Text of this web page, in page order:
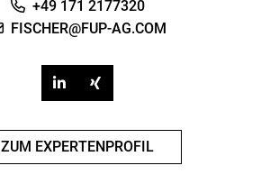
+49 171 2177320
FISCHER@FUP-AG.COM
ZUM EXPERTENPROFIL